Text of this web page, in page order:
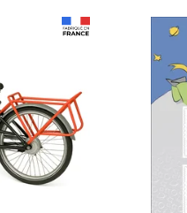
Prix 7,50€